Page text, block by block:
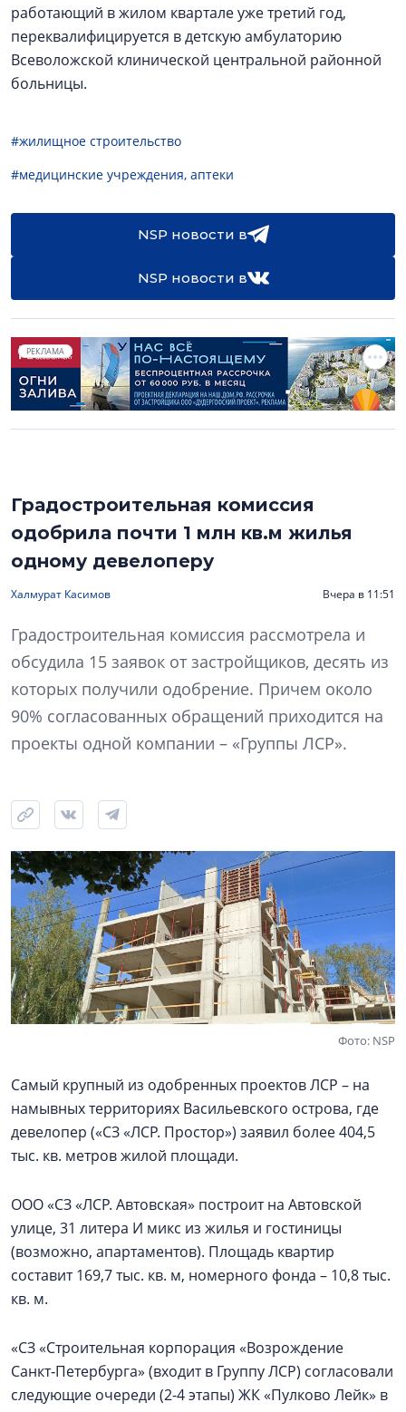
работающий в жилом квартале уже третий год,
переквалифицируется в детскую амбулаторию
Всеволожской клинической центральной районной
больницы.
#жилищное строительство
#медицинские учреждения, аптеки
NSP новости в
NSP новости в
РЕКЛАМА
Градостроительная комиссия
одобрила почти 1 млн кв.м жилья
одному девелоперу
Халмурат Касимов Вчера в 11:51
Градостроительная комиссия рассмотрела и
обсудила 15 заявок от застройщиков, десять из
которых получили одобрение. Причем около
90% согласованных обращений приходится на
проекты одной компании – «Группы ЛСР».
Фото: NSP
Самый крупный из одобренных проектов ЛСР – на
намывных территориях Васильевского острова, где
девелопер («СЗ «ЛСР. Простор») заявил более 404,5
тыс. кв. метров жилой площади.
ООО «СЗ «ЛСР. Автовская» построит на Автовской
улице, 31 литера И микс из жилья и гостиницы
(возможно, апартаментов). Площадь квартир
составит 169,7 тыс. кв. м, номерного фонда – 10,8 тыс.
кв. м.
«СЗ «Строительная корпорация «Возрождение
Санкт‑Петербурга» (входит в Группу ЛСР) согласовали
следующие очереди (2-4 этапы) ЖК «Пулково Лейк» в